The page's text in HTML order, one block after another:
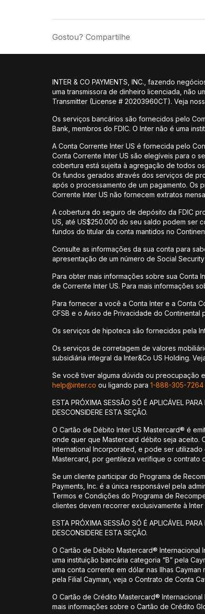
Gostou? Compartilhe
INTER & CO PAYMENTS, INC., fazendo
uma transmissora de dinheiro licenciada, não
Transmitter (License # 20203960CT). Veja
Os serviços bancários são fornecidos pelo
Bank, membros do FDIC. O Inter não é uma
A Conta Corrente Inter US é fornecida pelo
Conta Corrente Inter US são elegíveis para o
cobertura está sujeita à agregação de todos
Os fundos gerados através dos serviços de
após o processamento de um pagamento. Os
Corrente Inter US não fornecem extratos
A cobertura do seguro de depósito da FDIC
US, até US$250.000 do seu saldo podem ser
fundos do titular da conta mantidos no
Consulte as informações da sua conta para
apresentação de um número de Social
Para obter mais informações sobre sua Conta
de Corrente Inter US. Para mais informações
Para fornecer a você a Conta Inter e a Conta
CFSB e o Aviso de Privacidade do Continental
Os serviços de hipoteca são fornecidos pela
Os serviços de corretagem de valores
subsidiária integral da Inter&Co US Holding.
Se você tiver alguma dúvida ou preocupação
help@inter.co ou ligando para 1-888-305-7264
ESTA PRÓXIMA SESSÃO SÓ É APLICÁVEL
DESCONSIDERE ESTA SEÇÃO.
O Cartão de Débito Inter US Mastercard® é
onde quer que Mastercard débito seja aceito.
International Incorporated, e pode ser
Mastercard, por gentileza verifique o contrato
Se um cliente participar do Programa de
Payments, Inc. é a única responsável pela
Termos e Condições do Programa de
clientes devem recorrer exclusivamente à
ESTA PRÓXIMA SESSÃO SÓ É APLICÁVEL
DESCONSIDERE ESTA SEÇÃO.
O Cartão de Débito Mastercard® Internacional
uma instituição bancária categoria “B” pela
uma conta corrente em dólar nas Ilhas
pela Filial Cayman, veja o Contrato de Conta
O Cartão de Crédito Mastercard®
mais informações sobre o Cartão de Crédito